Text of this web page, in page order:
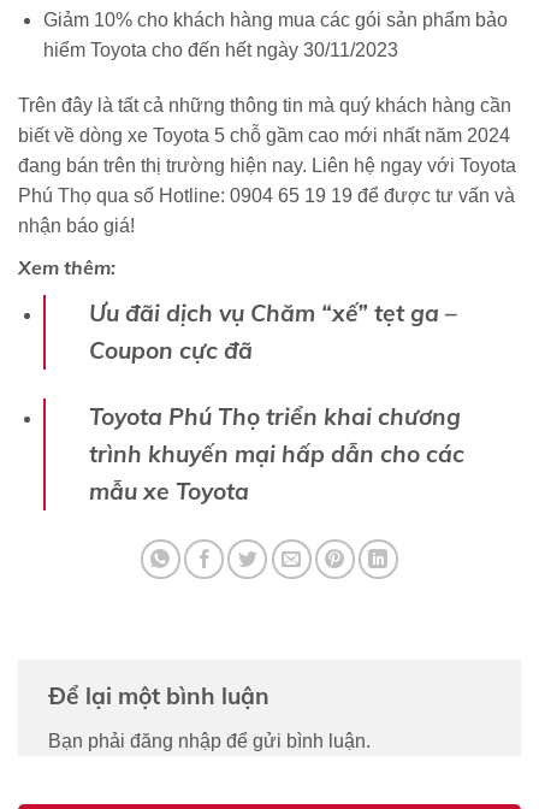
Giảm 10% cho khách hàng mua các gói sản phẩm bảo
hiểm Toyota cho đến hết ngày 30/11/2023
Trên đây là tất cả những thông tin mà quý khách hàng cần
biết về dòng xe Toyota 5 chỗ gầm cao mới nhất năm 2024
đang bán trên thị trường hiện nay. Liên hệ ngay với Toyota
Phú Thọ qua số Hotline: 0904 65 19 19 để được tư vấn và
nhận báo giá!
Xem thêm:
Ưu đãi dịch vụ Chăm “xế” tẹt ga –
Coupon cực đã
Toyota Phú Thọ triển khai chương
trình khuyến mại hấp dẫn cho các
mẫu xe Toyota
Để lại một bình luận
Bạn phải đăng nhập để gửi bình luận.